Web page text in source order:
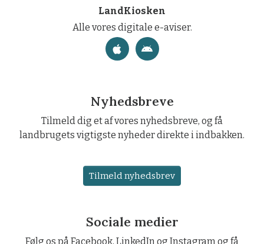
LandKiosken
Alle vores digitale e-aviser.
Nyhedsbreve
Tilmeld dig et af vores nyhedsbreve, og få
landbrugets vigtigste nyheder direkte i indbakken.
Tilmeld nyhedsbrev
Sociale medier
Følg os på Facebook, LinkedIn og Instagram og få